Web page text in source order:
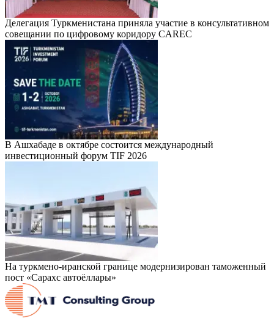
Делегация Туркменистана приняла участие в консультативном
совещании по цифровому коридору CAREC
В Ашхабаде в октябре состоится международный
инвестиционный форум TIF 2026
На туркмено-иранской границе модернизирован таможенный
пост «Сарахс автоёллары»